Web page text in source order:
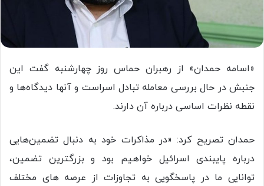
«اسامه حمدان» از رهبران حماس روز چهارشنبه گفت این
جنبش در حال بررسی معامله تبادل اسراست و آنها دیدگاه‌ها و
نقطه نظرات اساسی درباره آن دارند.
حمدان تصریح کرد: «در مذاکرات خود به دنبال تضمین‌هایی
درباره پایبندی اسرائیل خواهیم بود و بزرگترین تضمین،
توانایی ما در پاسخگویی به تجاوزات از عرصه های مختلف